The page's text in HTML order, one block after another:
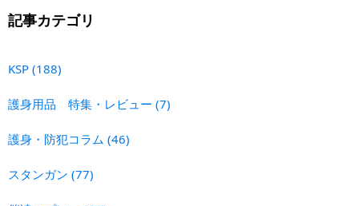
記事カテゴリ
KSP (188)
護身用品 特集・レビュー (7)
護身・防犯コラム (46)
スタンガン (77)